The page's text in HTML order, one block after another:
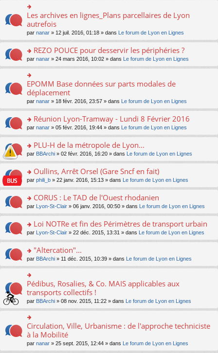
nt
s
ré
c
e
nt
le
pl
u
s
e
nt
n
o
lu
le
pl
u
s
c
nt
s
g
e
n
o
lu
le
pl
u
s
ré
e
m
s
a
e
n
o
n
lu
le
pl
u
s
ré
e
s
ult
er
le
m
e
s
a
e
n
o
n
pl
u
s
ré
e
n
ult
er
le
m
e
s
s
a
g
e
n
o
lu
le
pl
u
s
c
e
nt
Les archives en lignes_Plans parcellaires de Lyon
autrefois
par nanar » 12 juil. 2016, 01:18 » dans Le forum de Lyon en Lignes
o
n
s
ult
er
le
m
e
s
a
e
n
o
lu
le
pl
u
s
e
nt
REZO POUCE pour desservir les périphéries ?
par nanar » 24 mars 2016, 10:02 » dans Le forum de Lyon en Lignes
o
n
ult
er
le
m
e
s
a
g
e
n
lu
le
pl
u
ré
c
e
nt
EPOMM Base données sur parts modales de
déplacement
par nanar » 18 févr. 2016, 23:57 » dans Le forum de Lyon en Lignes
o
n
ult
er
le
m
e
a
g
e
n
n
le
pl
u
s
ré
c
e
nt
Réunion Lyon-Tramway - Lundi 8 Février 2016
par nanar » 05 févr. 2016, 19:44 » dans Le forum de Lyon en Lignes
o
n
ult
er
le
m
e
a
g
e
n
n
le
pl
u
s
c
nt
PLU-H de la métropole de Lyon...
par BBArchi » 02 févr. 2016, 16:20 » dans Le forum de Lyon en Lignes
o
n
ult
er
le
m
e
a
g
e
n
o
n
lu
le
pl
u
s
ré
e
Oullins, Arrêt Orsel (Gare Sncf en fait)
par phili_b » 22 janv. 2016, 15:13 » dans Le forum de Lyon en Lignes
o
n
ult
er
le
m
e
s
g
e
n
o
n
lu
le
pl
u
CORUS : Le TAD de l'Ouest rhodanien
par Lyon-St-Clair » 06 janv. 2016, 00:50 » dans Le forum de Lyon en Lignes
o
n
ult
er
le
m
e
s
a
e
n
o
n
Loi NOTRe et fin des Périmètres de transport urbain
par Lyon-St-Clair » 22 déc. 2015, 13:31 » dans Le forum de Lyon en Lignes
o
n
s
ult
er
le
m
e
s
s
a
g
e
"Altercation"...
par BBArchi » 11 déc. 2015, 10:39 » dans Le forum de Lyon en Lignes
o
n
ult
er
le
m
e
s
Pédibus, Rosalies, & Co. MAIS applicables aux
transports collectifs !
par BBArchi » 08 nov. 2015, 11:22 » dans Le forum de Lyon en Lignes
o
n
ult
Circulation, Ville, Urbanisme : de l'approche techniciste
à la Mobilité
par nanar » 25 sept. 2015, 12:44 » dans Le forum de Lyon en Lignes